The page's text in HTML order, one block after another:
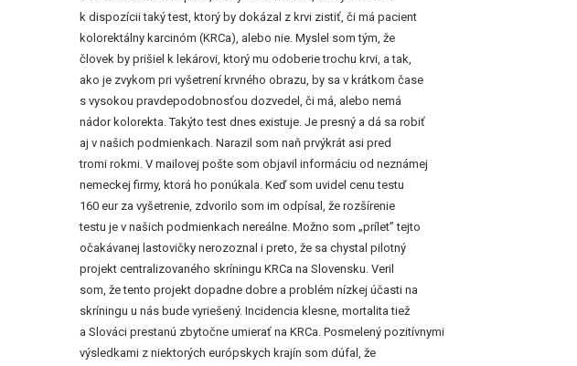
k dispozícii taký test, ktorý by dokázal z krvi zistiť, či má pacient
kolorektálny karcinóm (KRCa), alebo nie. Myslel som tým, že
človek by prišiel k lekárovi, ktorý mu odoberie trochu krvi, a tak,
ako je zvykom pri vyšetrení krvného obrazu, by sa v krátkom čase
s vysokou pravdepodobnosťou dozvedel, či má, alebo nemá
nádor kolorekta. Takýto test dnes existuje. Je presný a dá sa robiť
aj v našich podmienkach. Narazil som naň prvýkrát asi pred
tromi rokmi. V mailovej pošte som objavil informáciu od neznámej
nemeckej firmy, ktorá ho ponúkala. Keď som uvidel cenu testu
160 eur za vyšetrenie, zdvorilo som im odpísal, že rozšírenie
testu je v našich podmienkach nereálne. Možno som „prílet” tejto
očakávanej lastovičky nerozoznal i preto, že sa chystal pilotný
projekt centralizovaného skríningu KRCa na Slovensku. Veril
som, že tento projekt dopadne dobre a problém nízkej účasti na
skríningu u nás bude vyriešený. Incidencia klesne, mortalita tiež
a Slováci prestanú zbytočne umierať na KRCa. Posmelený pozitívnymi
výsledkami z niektorých európskych krajín som dúfal, že